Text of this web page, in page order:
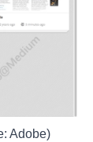
Adobe)